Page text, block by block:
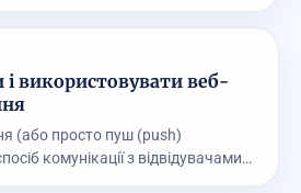
використовувати веб-
(або просто пуш (push)
комунікації з відвідувачами